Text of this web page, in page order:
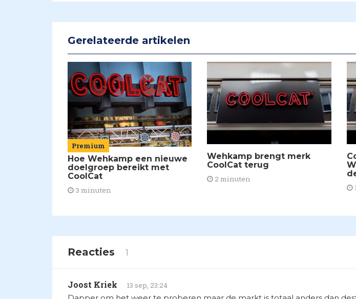
Gerelateerde artikelen
Premium
Hoe Wehkamp een nieuwe
doelgroep bereikt met
CoolCat
3 minuten
Wehkamp brengt merk
CoolCat terug
2 minuten
Reacties 1
Joost Kriek 13 sep, 23:24